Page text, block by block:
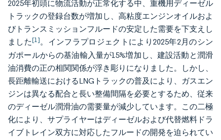
2025年初頭に物流活動が正常化する中、重機用ディーゼル
トラックの登録台数が増加し、高粘度エンジンオイルおよ
びトランスミッションフルードの安定した需要を下支えし
ました[1]。インフラプロジェクトにより2025年2月のシン
ガポールからの基油輸入量が15%増加し、建設活動と潤滑
油消費の正の相関関係が浮き彫りになりました。しかし、
長距離輸送におけるLNGトラックの普及により、ガスエン
ジンは異なる配合と長い整備間隔を必要とするため、従来
のディーゼル潤滑油の需要量が減少しています。この二極
化により、サプライヤーはディーゼルおよび代替燃料ドラ
イブトレイン双方に対応したフルードの開発を迫られてい